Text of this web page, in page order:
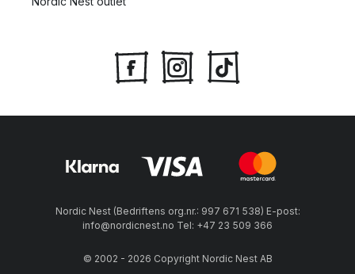
Nordic Nest (Bedriftens org.nr.: 997 671 538) E-post:
info@nordicnest.no Tel: +47 23 509 366
© 2002 - 2026 Copyright Nordic Nest AB